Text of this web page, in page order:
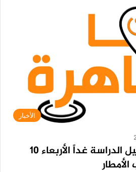
الأخبار
عاجل.. حقيقة تعطيل الدراسة غداً الأربعاء 10